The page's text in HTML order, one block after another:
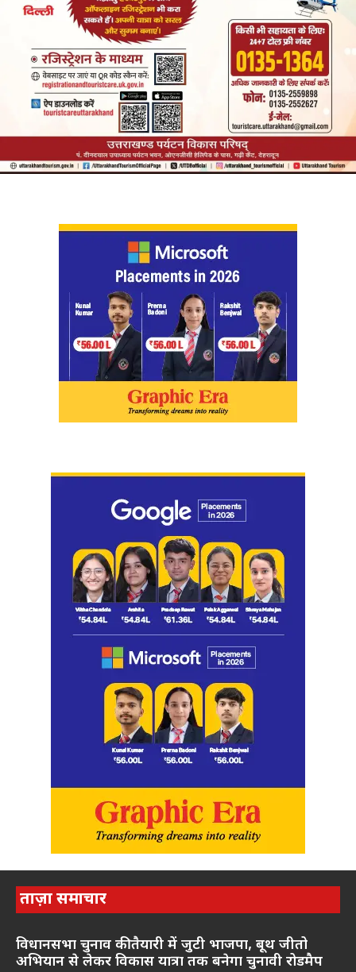
ताज़ा समाचार
विधानसभा चुनाव की तैयारी में जुटी भाजपा, बूथ जीतो
अभियान से लेकर विकास यात्रा तक बनेगा चुनावी रोडमैप